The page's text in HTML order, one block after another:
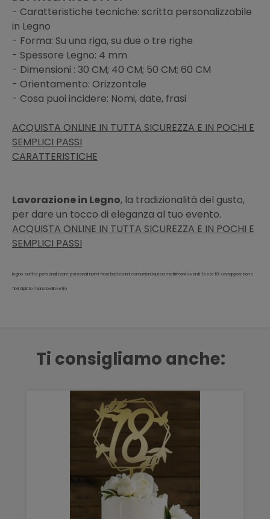
- Caratteristiche tecniche: scritta personalizzabile
in Legno
- Forma: Su una riga, su due o tre righe
- Spessore Legno: 4 mm
- Dimensioni : 30 CM; 40 CM; 50 CM; 60 CM
- Orientamento: Orizzontale
- Cosa puoi incidere: Nomi, date, frasi
ACQUISTA ONLINE IN TUTTA SICUREZZA E IN POCHI E
SEMPLICI PASSI
CARATTERISTICHE
Lavorazione in Legno, la tradizionalità del gusto,
per dare un tocco di eleganza al tuo evento.
ACQUISTA ONLINE IN TUTTA SICUREZZA E IN POCHI E
SEMPLICI PASSI
legno scritte personalizzare personali nomi frasi battesimi comunioni laurea matrimoni eventi festa 18 sovrapposizione
fiori dipinto mano bellinvetro
Ti consigliamo anche: